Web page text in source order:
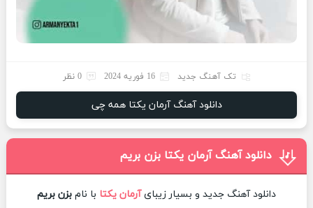
تک آهنگ جدید 16 فوریه 2024 0 نظر
دانلود آهنگ آرمان یکتا همه چی
دانلود آهنگ آرمان یکتا بزن بریم
دانلود آهنگ جدید و بسیار زیبایآرمان یکتا با نام بزن بریم